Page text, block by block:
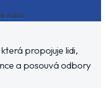
nám
propojuje lidi,
a posouvá odbory